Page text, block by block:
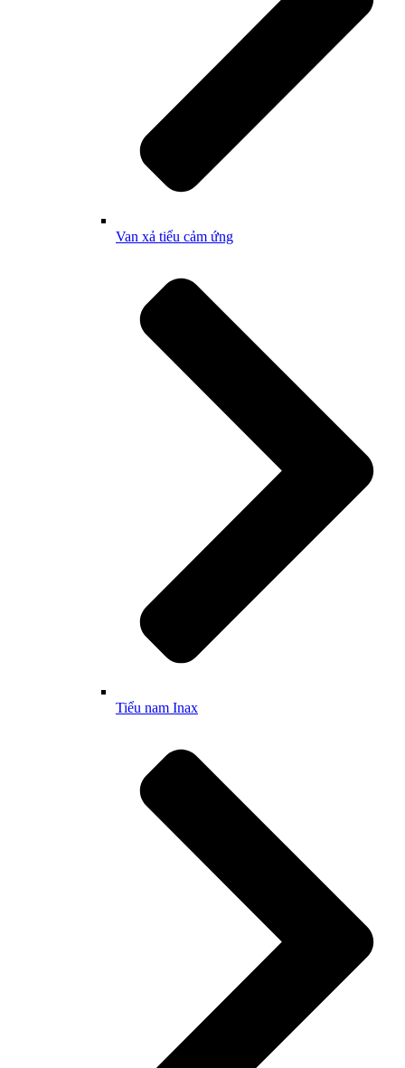
Van xả tiểu cảm ứng
Tiểu nam Inax